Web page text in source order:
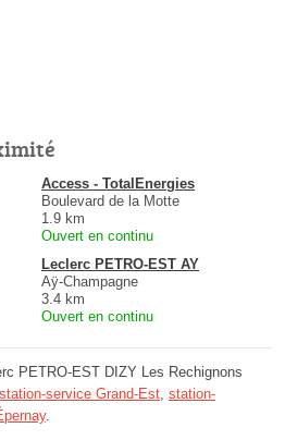
Access - TotalEnergies
Boulevard de la Motte
1.9 km
Ouvert en continu
Leclerc PETRO-EST AY
Aÿ-Champagne
3.4 km
Ouvert en continu
PETRO-EST DIZY Les Rechignons
station-service Grand-Est station-
.